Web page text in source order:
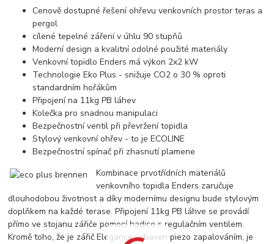
Cenově dostupné řešení ohřevu venkovních prostor teras a
pergol
cílené tepelné záření v úhlu 90 stupňů
Moderní design a kvalitní odolné použité materiály
Venkovní topidlo Enders má výkon 2x2 kW
Technologie Eko Plus - snižuje CO2 o 30 % oproti
standardním hořákům
Připojení na 11kg PB láhev
Kolečka pro snadnou manipulaci
Bezpečnostní ventil při převržení topidla
Stylový venkovní ohřev - to je ECOLINE
Bezpečnostní spínač při zhasnutí plamene
Kombinace prvotřídních materiálů
venkovního topidla Enders zaručuje
dlouhodobou životnost a díky modernímu designu bude stylovým
doplňkem na každé terase. Připojení 11kg PB láhve se provádí
přímo ve stojanu zářiče pomocí hadice s regulačním ventilem.
Kromě toho, že je zářič Elegance vybaven piezo zapalováním, je